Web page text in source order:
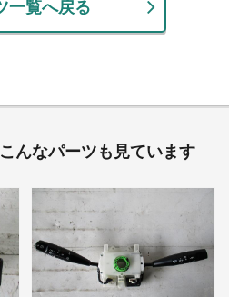
一覧へ戻る
んなパーツも見ています